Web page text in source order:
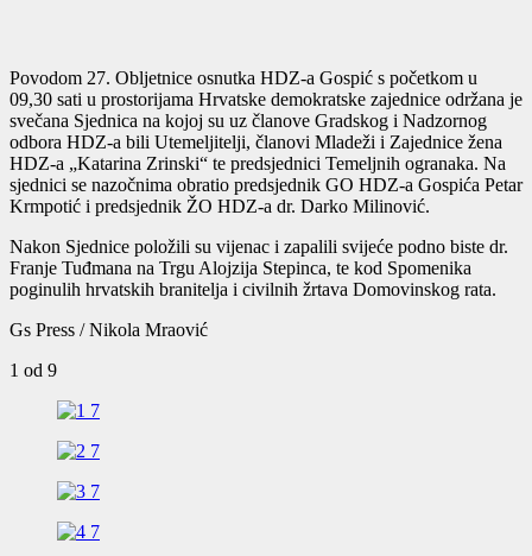
Povodom 27. Obljetnice osnutka HDZ-a Gospić s početkom u
09,30 sati u prostorijama Hrvatske demokratske zajednice održana je
svečana Sjednica na kojoj su uz članove Gradskog i Nadzornog
odbora HDZ-a bili Utemeljitelji, članovi Mladeži i Zajednice žena
HDZ-a „Katarina Zrinski“ te predsjednici Temeljnih ogranaka. Na
sjednici se nazočnima obratio predsjednik GO HDZ-a Gospića Petar
Krmpotić i predsjednik ŽO HDZ-a dr. Darko Milinović.
Nakon Sjednice položili su vijenac i zapalili svijeće podno biste dr.
Franje Tuđmana na Trgu Alojzija Stepinca, te kod Spomenika
poginulih hrvatskih branitelja i civilnih žrtava Domovinskog rata.
Gs Press / Nikola Mraović
1 od 9